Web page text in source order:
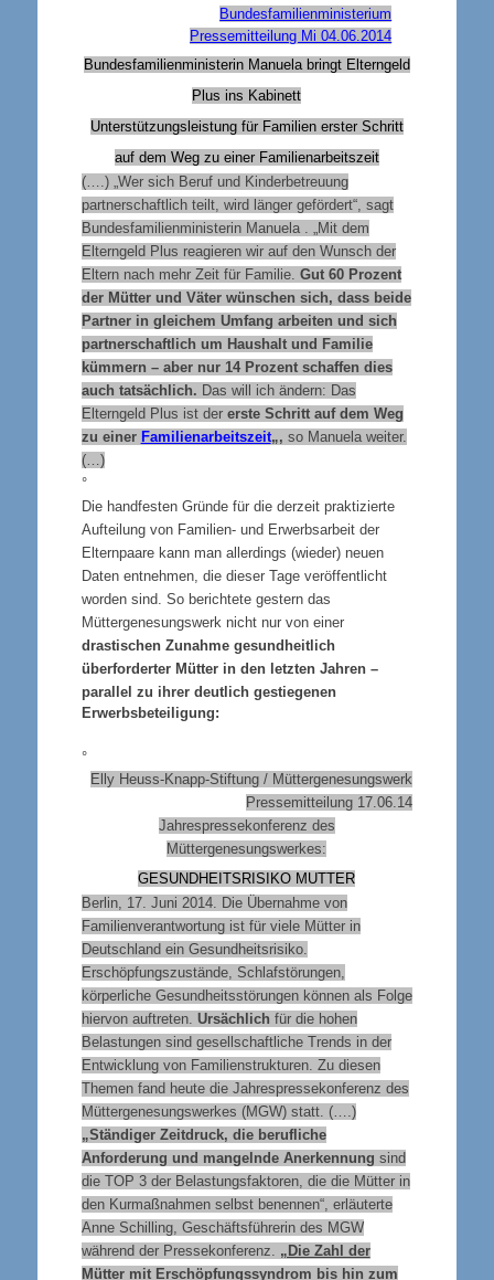
Bundesfamilienministerium
Pressemitteilung Mi 04.06.2014
Bundesfamilienministerin Manuela bringt Elterngeld
Plus ins Kabinett
Unterstützungsleistung für Familien erster Schritt
auf dem Weg zu einer Familienarbeitszeit
(….) „Wer sich Beruf und Kinderbetreuung
partnerschaftlich teilt, wird länger gefördert“, sagt
Bundesfamilienministerin Manuela . „Mit dem
Elterngeld Plus reagieren wir auf den Wunsch der
Eltern nach mehr Zeit für Familie. Gut 60 Prozent
der Mütter und Väter wünschen sich, dass beide
Partner in gleichem Umfang arbeiten und sich
partnerschaftlich um Haushalt und Familie
kümmern – aber nur 14 Prozent schaffen dies
auch tatsächlich. Das will ich ändern: Das
Elterngeld Plus ist der erste Schritt auf dem Weg
zu einer Familienarbeitszeit„, so Manuela weiter.
(…)
°
Die handfesten Gründe für die derzeit praktizierte
Aufteilung von Familien- und Erwerbsarbeit der
Elternpaare kann man allerdings (wieder) neuen
Daten entnehmen, die dieser Tage veröffentlicht
worden sind. So berichtete gestern das
Müttergenesungswerk nicht nur von einer
drastischen Zunahme gesundheitlich
überforderter Mütter in den letzten Jahren –
parallel zu ihrer deutlich gestiegenen
Erwerbsbeteiligung:
°
Elly Heuss-Knapp-Stiftung / Müttergenesungswerk
Pressemitteilung 17.06.14
Jahrespressekonferenz des
Müttergenesungswerkes:
GESUNDHEITSRISIKO MUTTER
Berlin, 17. Juni 2014. Die Übernahme von
Familienverantwortung ist für viele Mütter in
Deutschland ein Gesundheitsrisiko.
Erschöpfungszustände, Schlafstörungen,
körperliche Gesundheitsstörungen können als Folge
hiervon auftreten. Ursächlich für die hohen
Belastungen sind gesellschaftliche Trends in der
Entwicklung von Familienstrukturen. Zu diesen
Themen fand heute die Jahrespressekonferenz des
Müttergenesungswerkes (MGW) statt. (….)
„Ständiger Zeitdruck, die berufliche
Anforderung und mangelnde Anerkennung sind
die TOP 3 der Belastungsfaktoren, die die Mütter in
den Kurmaßnahmen selbst benennen“, erläuterte
Anne Schilling, Geschäftsführerin des MGW
während der Pressekonferenz. „Die Zahl der
Mütter mit Erschöpfungssyndrom bis hin zum